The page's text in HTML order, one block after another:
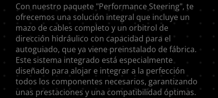
Con nuestro paquete "Performance Steering", te
ofrecemos una solución integral que incluye un
mazo de cables completo y un orbitrol de
dirección hidráulico con capacidad para el
autoguiado, que ya viene preinstalado de fábrica.
Este sistema integrado está especialmente
diseñado para alojar e integrar a la perfección
todos los componentes necesarios, garantizando
unas prestaciones y una compatibilidad óptimas.